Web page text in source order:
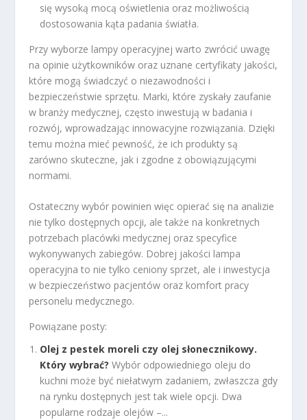
się wysoką mocą oświetlenia oraz możliwością
dostosowania kąta padania światła.
Przy wyborze lampy operacyjnej warto zwrócić uwagę
na opinie użytkowników oraz uznane certyfikaty jakości,
które mogą świadczyć o niezawodności i
bezpieczeństwie sprzętu. Marki, które zyskały zaufanie
w branży medycznej, często inwestują w badania i
rozwój, wprowadzając innowacyjne rozwiązania. Dzięki
temu można mieć pewność, że ich produkty są
zarówno skuteczne, jak i zgodne z obowiązującymi
normami.
Ostateczny wybór powinien więc opierać się na analizie
nie tylko dostępnych opcji, ale także na konkretnych
potrzebach placówki medycznej oraz specyfice
wykonywanych zabiegów. Dobrej jakości lampa
operacyjna to nie tylko ceniony sprzet, ale i inwestycja
w bezpieczeństwo pacjentów oraz komfort pracy
personelu medycznego.
Powiązane posty:
Olej z pestek moreli czy olej słonecznikowy.
Który wybrać? Wybór odpowiedniego oleju do
kuchni może być niełatwym zadaniem, zwłaszcza gdy
na rynku dostępnych jest tak wiele opcji. Dwa
popularne rodzaje olejów –...